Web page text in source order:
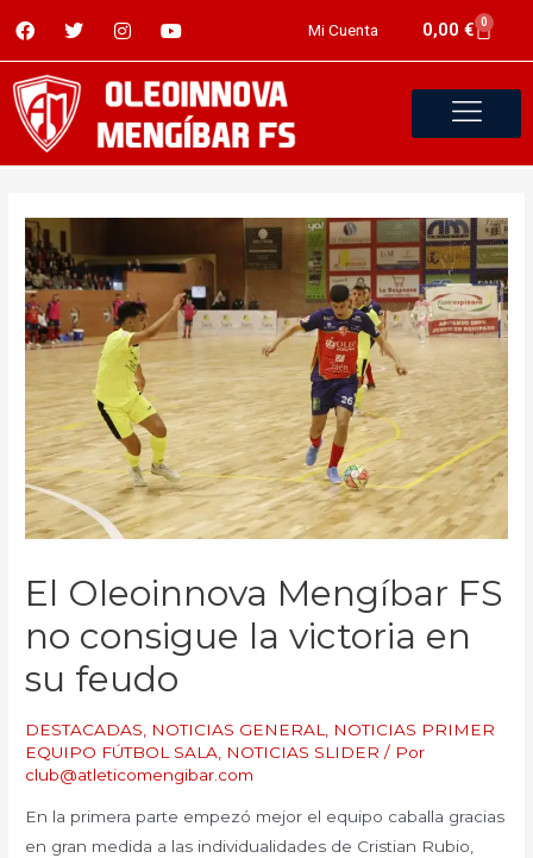
Mi Cuenta 0,00 € 0
El Oleoinnova Mengíbar FS
no consigue la victoria en
su feudo
DESTACADAS NOTICIAS GENERAL
NOTICIAS PRIMER
EQUIPO FÚTBOL SALA
NOTICIAS SLIDER / Por
club@atleticomengibar.com
En la primera parte empezó mejor el equipo caballa gracias
en gran medida a las individualidades de Cristian Rubio,